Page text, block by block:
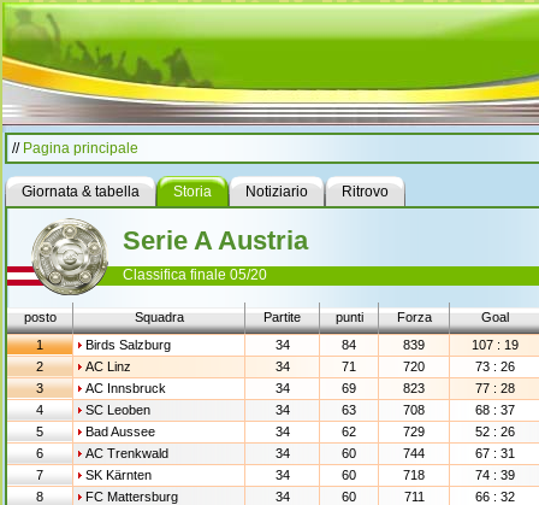
// Pagina principale
Giornata & tabella Storia Notiziario Ritrovo
Serie A Austria
Classifica finale 05/20
posto Squadra Partite punti Forza
Goal
1
Birds Salzburg 34 84 839
107 : 19
2
AC Linz 34 71 720
73 : 26
3
AC Innsbruck 34 69 823
77 : 28
4
SC Leoben 34 63 708
68 : 37
5
Bad Aussee 34 62 729
52 : 26
6
AC Trenkwald 34 60 744
67 : 31
7
SK Kärnten 34 60 718
74 : 39
8
FC Mattersburg 34 60 711
66 : 32